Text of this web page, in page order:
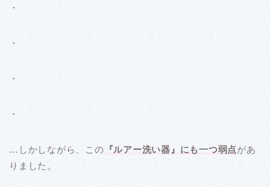
・
・
・
・
…しかしながら、この 『ルアー洗い器』にも一つ弱点があ
りました。
初心者お役立ち